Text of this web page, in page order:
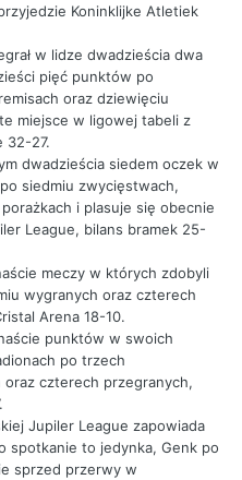
Koninklijke Atletiek
w lidze dwadzieścia dwa
pięć punktów po
oraz dziewięciu
miejsce w ligowej tabeli z
32-27.
dwadzieścia siedem oczek w
siedmiu zwycięstwach,
i plasuje się obecnie
League, bilans bramek 25-
meczy w których zdobyli
wygranych oraz czterech
Arena 18-10.
punktów w swoich
po trzech
czterech przegranych,
Jupiler League zapowiada
spotkanie to jedynka, Genk po
sprzed przerwy w